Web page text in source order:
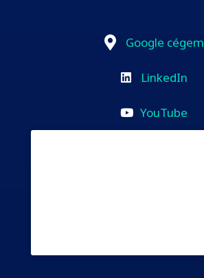
Google cégem
LinkedIn
YouTube